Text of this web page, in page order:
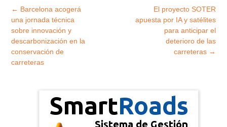
Explorar
entradas
← Barcelona acogerá
una jornada técnica
sobre innovación y
descarbonización en la
conservación de
carreteras
El proyecto SOTER
apuesta por IA y satélites
para anticipar el
deterioro de las
carreteras →